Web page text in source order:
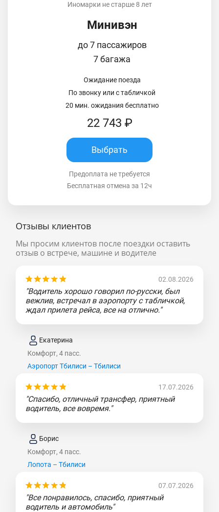
Иномарки не старше 8 лет
Минивэн
до 7 пассажиров
7 багажа
Ожидание поезда
По звонку или с табличкой
20 мин. ожидания бесплатно
22 743 ₽
Выбрать
Предоплата не требуется
Бесплатная отмена за 12ч
Отзывы клиентов
Мы просим клиентов после поездки оставить
отзыв о встрече, машине и водителе
02.08.2026
"Водитель хорошо говорил по-русски, был
вежлив, встречал в аэропорту с табличкой,
ждал прилета рейса, все на отлично."
Екатерина
Комфорт, 4 пасс.
Аэропорт Тбилиси – Тбилиси
17.07.2026
"Спасибо, отличный трансфер, приятный
водитель, все вовремя."
Борис
Комфорт, 4 пасс.
Лопота – Тбилиси
07.07.2026
"Все понравилось, спасибо, приятный
водитель и автомобиль"